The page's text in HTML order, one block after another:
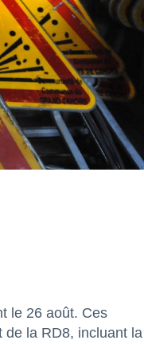
le 26 août. Ces
de la RD8, incluant la